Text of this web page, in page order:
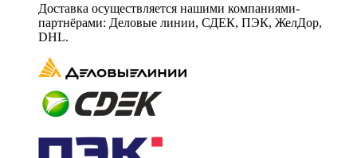
Доставка осуществляется нашими компаниями-
партнёрами: Деловые линии, СДЕК, ПЭК, ЖелДор,
DHL.